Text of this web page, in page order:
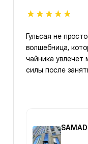
Гульсая не
волшебница,
чайника увлечет
силы после